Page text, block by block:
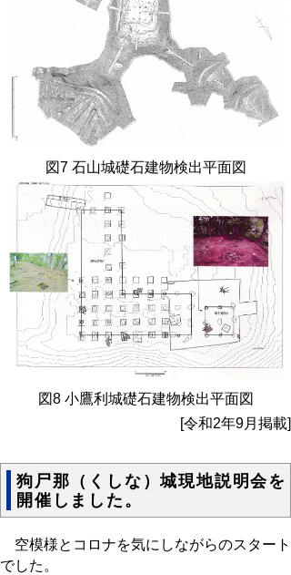
図7 石山城礎石建物検出平面図
図8 小鷹利城礎石建物検出平面図
[令和2年9月掲載]
狗尸那（くしな）城現地説明会を
開催しました。
空模様とコロナを気にしながらのスタート
でした。